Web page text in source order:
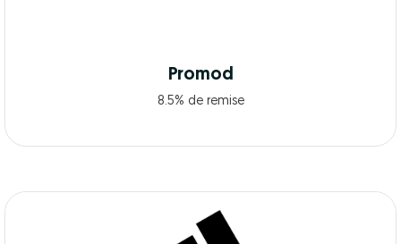
Promod
8.5% de remise